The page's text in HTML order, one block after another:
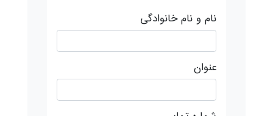
نام و نام خانوادگی
عنوان